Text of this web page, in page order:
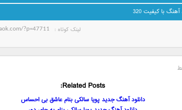
آهنگ با کیفیت 320
لینک کوتاه‌ :
Related Posts:
دانلود آهنگ جدید پویا سالکی بنام عاشق بی احساس